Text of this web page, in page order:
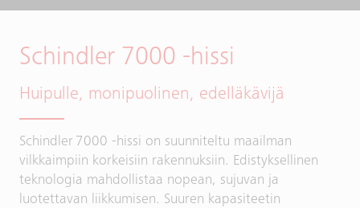
Schindler 7000 -hissi
Huipulle, monipuolinen, edelläkävijä
Schindler 7000 -hissi on suunniteltu maailman
vilkkaimpiin korkeisiin rakennuksiin. Edistyksellinen
teknologia mahdollistaa nopean, sujuvan ja
luotettavan liikkumisen. Suuren kapasiteetin